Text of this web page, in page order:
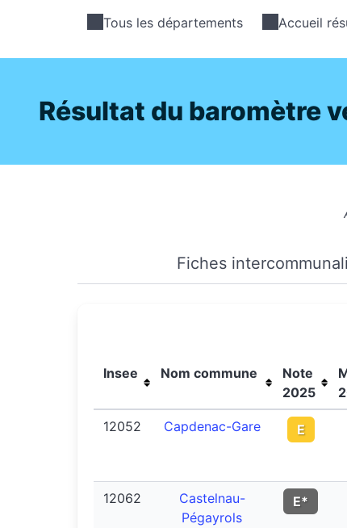
Tous les départements Accueil
Résultat du baromètre
Fiches
Insee Nom commune
Note
2025
12052 Capdenac-Gare E
12062
Castelnau-
Pégayrols
E*